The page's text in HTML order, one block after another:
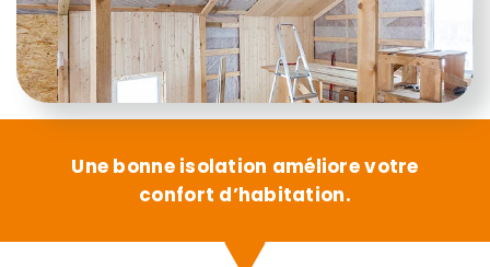
Une bonne isolation améliore votre
confort d’habitation.